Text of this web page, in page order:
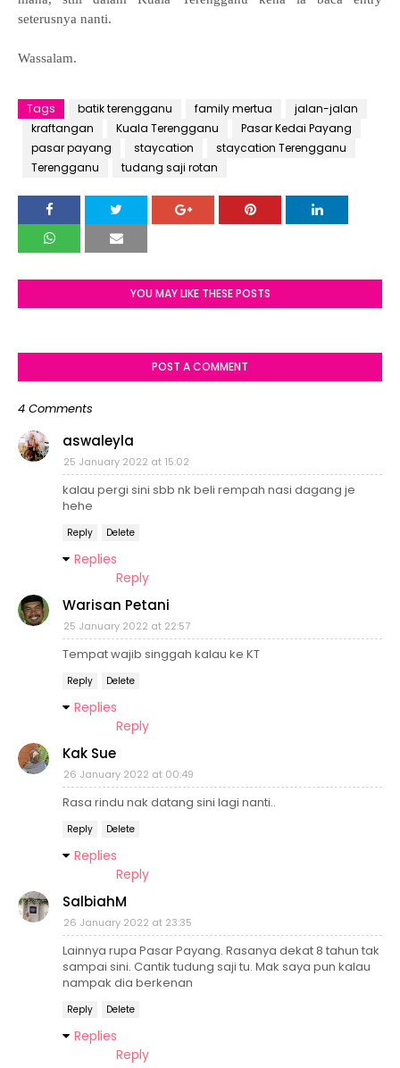
seterusnya nanti.
Wassalam.
Tags batik terengganu family mertua
jalan-jalan
kraftangan
Kuala Terengganu
Pasar Kedai Payang
pasar payang
staycation
staycation Terengganu
Terengganu
tudang saji rotan
YOU MAY LIKE THESE POSTS
POST A COMMENT
4 Comments
aswaleyla
25 January 2022 at 15:02
kalau pergi sini sbb nk beli rempah nasi dagang je
hehe
Reply Delete
Replies
Reply
Warisan Petani
25 January 2022 at 22:57
Tempat wajib singgah kalau ke KT
Reply Delete
Replies
Reply
Kak Sue
26 January 2022 at 00:49
Rasa rindu nak datang sini lagi nanti..
Reply Delete
Replies
Reply
SalbiahM
26 January 2022 at 23:35
Lainnya rupa Pasar Payang. Rasanya dekat 8 tahun tak
sampai sini. Cantik tudung saji tu. Mak saya pun kalau
nampak dia berkenan
Reply Delete
Replies
Reply